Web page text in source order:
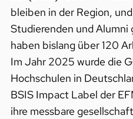
bleiben in der Region,
Studierenden und
haben bislang über 120
Im Jahr 2025 wurde die
Hochschulen in
BSIS Impact Label der
ihre messbare